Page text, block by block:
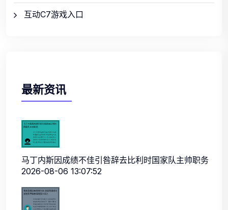
互动C7游戏入口
最新资讯
马丁内斯因成绩不佳引咎辞去比利时国家队主帅职务
2026-08-06 13:07:52